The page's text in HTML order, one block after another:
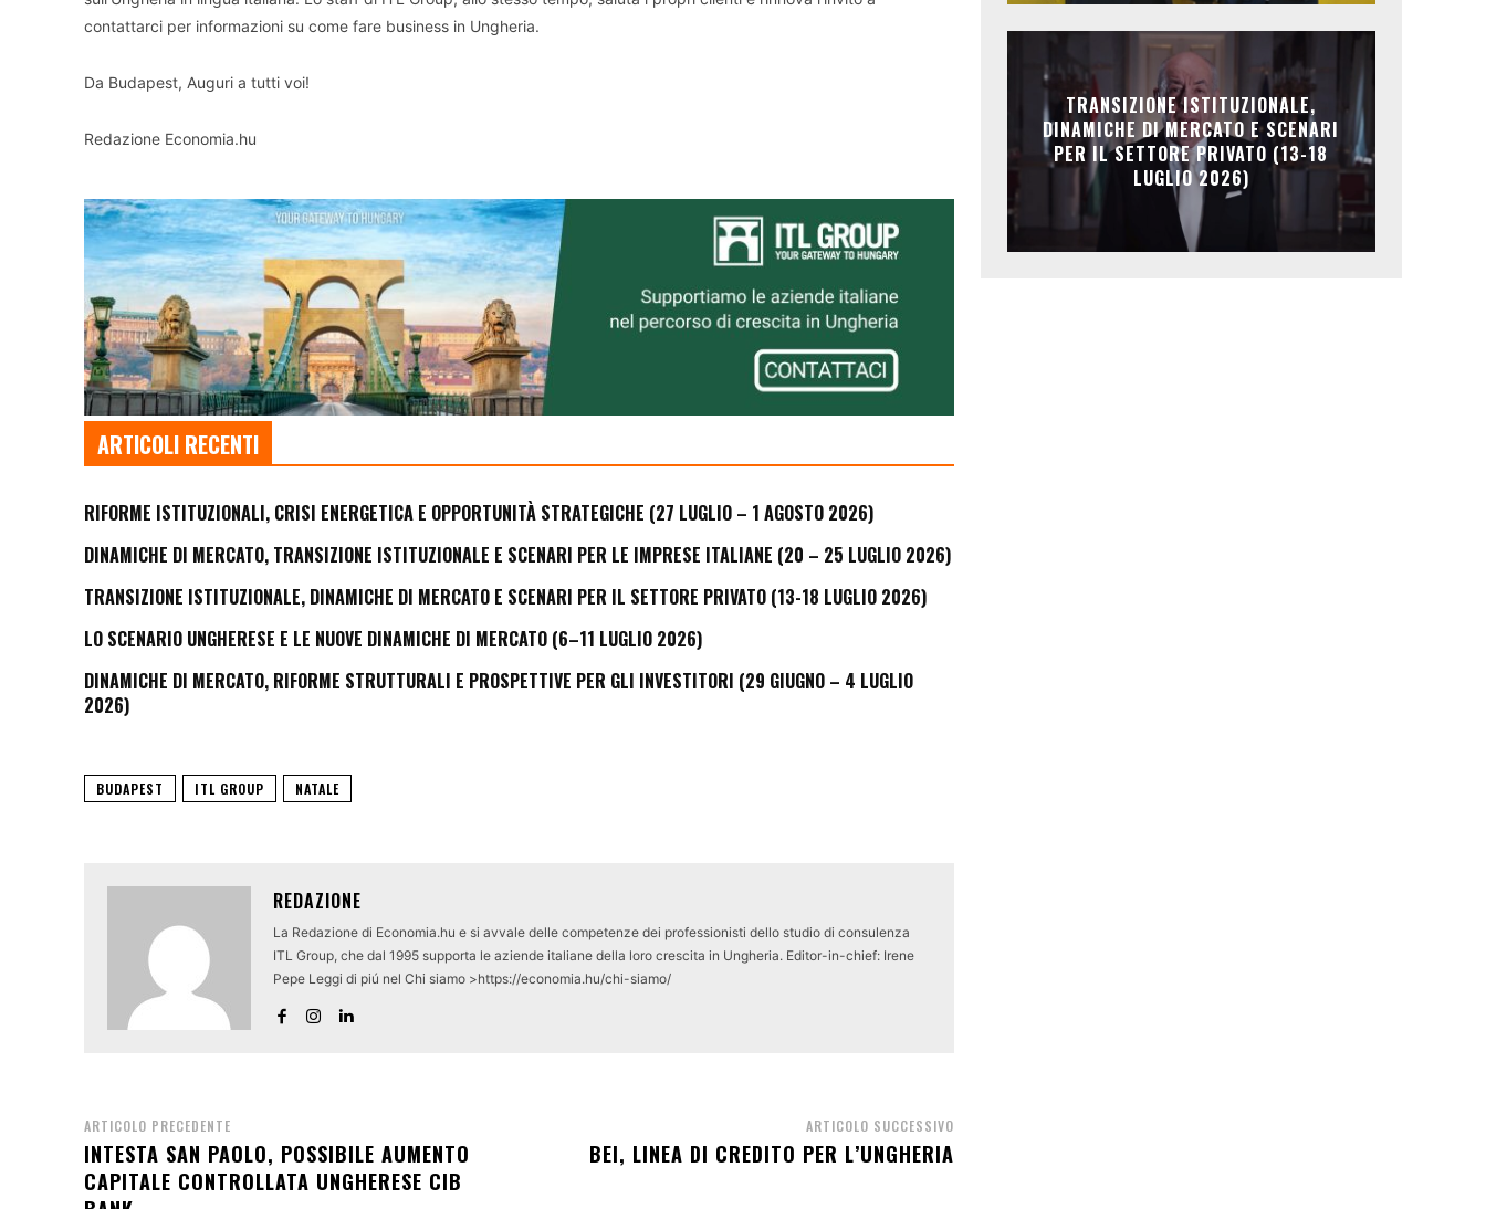
contattarci per informazioni su come fare business in Ungheria.
Da Budapest, Auguri a tutti voi!
Redazione Economia.hu
ARTICOLI RECENTI
RIFORME ISTITUZIONALI, CRISI ENERGETICA E OPPORTUNITÀ STRATEGICHE (27 LUGLIO – 1 AGOSTO 2026)
DINAMICHE DI MERCATO, TRANSIZIONE ISTITUZIONALE E SCENARI PER LE IMPRESE ITALIANE (20 – 25 LUGLIO 2026)
TRANSIZIONE ISTITUZIONALE, DINAMICHE DI MERCATO E SCENARI PER IL SETTORE PRIVATO (13-18 LUGLIO 2026)
LO SCENARIO UNGHERESE E LE NUOVE DINAMICHE DI MERCATO (6–11 LUGLIO 2026)
DINAMICHE DI MERCATO, RIFORME STRUTTURALI E PROSPETTIVE PER GLI INVESTITORI (29 GIUGNO – 4 LUGLIO
2026)
BUDAPEST ITL GROUP NATALE
REDAZIONE
La Redazione di Economia.hu e si avvale delle competenze dei professionisti dello studio di consulenza
ITL Group, che dal 1995 supporta le aziende italiane della loro crescita in Ungheria. Editor-in-chief: Irene
Pepe Leggi di piú nel Chi siamo >https://economia.hu/chi-siamo/
ARTICOLO PRECEDENTE
INTESTA SAN PAOLO, POSSIBILE AUMENTO
CAPITALE CONTROLLATA UNGHERESE CIB
ARTICOLO SUCCESSIVO
BEI, LINEA DI CREDITO PER L’UNGHERIA
TRANSIZIONE ISTITUZIONALE,
DINAMICHE DI MERCATO E SCENARI
PER IL SETTORE PRIVATO (13-18
LUGLIO 2026)